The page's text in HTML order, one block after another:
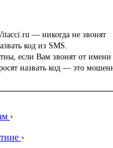
— никогда не звонят
код из SMS.
если Вам звонят от имени
назвать код — это
›
›